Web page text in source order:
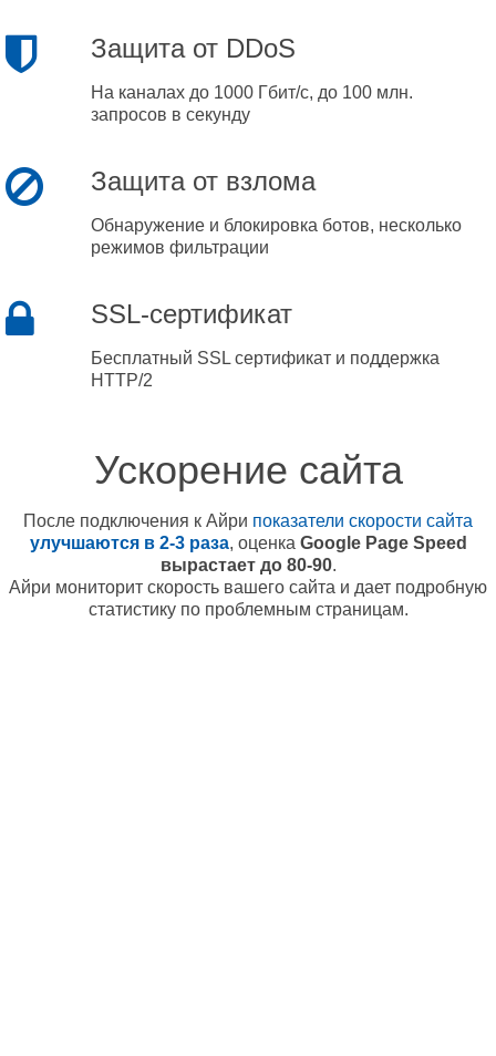
Защита от DDoS
На каналах до 1000 Гбит/с, до 100 млн.
запросов в секунду
Защита от взлома
Обнаружение и блокировка ботов, несколько
режимов фильтрации
SSL-сертификат
Бесплатный SSL сертификат и поддержка
HTTP/2
Ускорение сайта
После подключения к Айри показатели скорости сайта
улучшаются в 2-3 раза, оценка Google Page Speed
вырастает до 80-90.
Айри мониторит скорость вашего сайта и дает подробную
статистику по проблемным страницам.